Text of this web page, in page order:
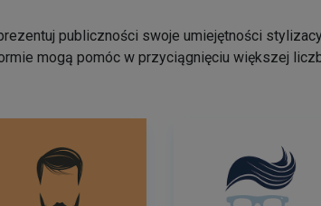
publiczności swoje umiejętności
mogą pomóc w przyciągnięciu większej